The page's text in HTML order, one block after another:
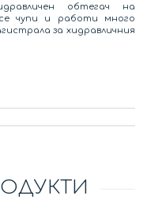
обтегач на
чупи и работи много
за хидравличния